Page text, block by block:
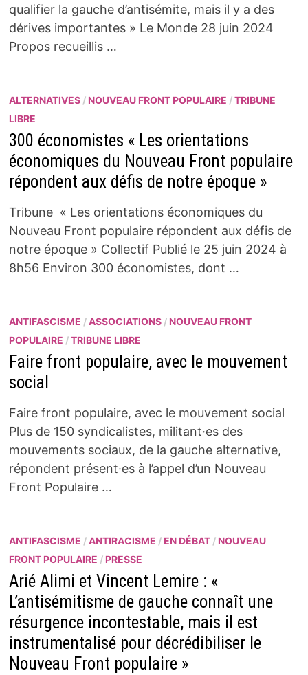
qualifier la gauche d’antisémite, mais il y a des
dérives importantes » Le Monde 28 juin 2024
Propos recueillis …
ALTERNATIVES/ NOUVEAU FRONT POPULAIRE /TRIBUNE
LIBRE
300 économistes « Les orientations
économiques du Nouveau Front populaire
répondent aux défis de notre époque »
Tribune « Les orientations économiques du
Nouveau Front populaire répondent aux défis de
notre époque » Collectif Publié le 25 juin 2024 à
8h56 Environ 300 économistes, dont …
ANTIFASCISME /ASSOCIATIONS/ NOUVEAU FRONT
POPULAIRE /TRIBUNE LIBRE
Faire front populaire, avec le mouvement
social
Faire front populaire, avec le mouvement social
Plus de 150 syndicalistes, militant·es des
mouvements sociaux, de la gauche alternative,
répondent présent·es à l’appel d’un Nouveau
Front Populaire …
ANTIFASCISME /ANTIRACISME / EN DÉBAT/ NOUVEAU
FRONT POPULAIRE / PRESSE
Arié Alimi et Vincent Lemire : «
L’antisémitisme de gauche connaît une
résurgence incontestable, mais il est
instrumentalisé pour décrédibiliser le
Nouveau Front populaire »